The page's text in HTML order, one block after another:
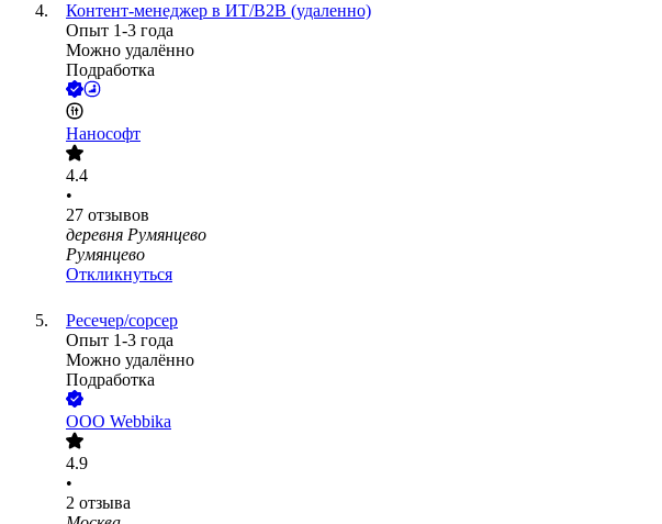
Контент-менеджер в ИТ/B2B (удаленно)
Опыт 1-3 года
Можно удалённо
Подработка
Нанософт
4.4
•
27 отзывов
деревня Румянцево
Румянцево
Откликнуться
Ресечер/сорсер
Опыт 1-3 года
Можно удалённо
Подработка
ООО Webbika
4.9
•
2 отзыва